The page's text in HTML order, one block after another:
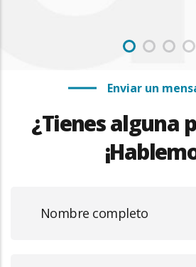
Enviar un
¿Tienes alguna
Name